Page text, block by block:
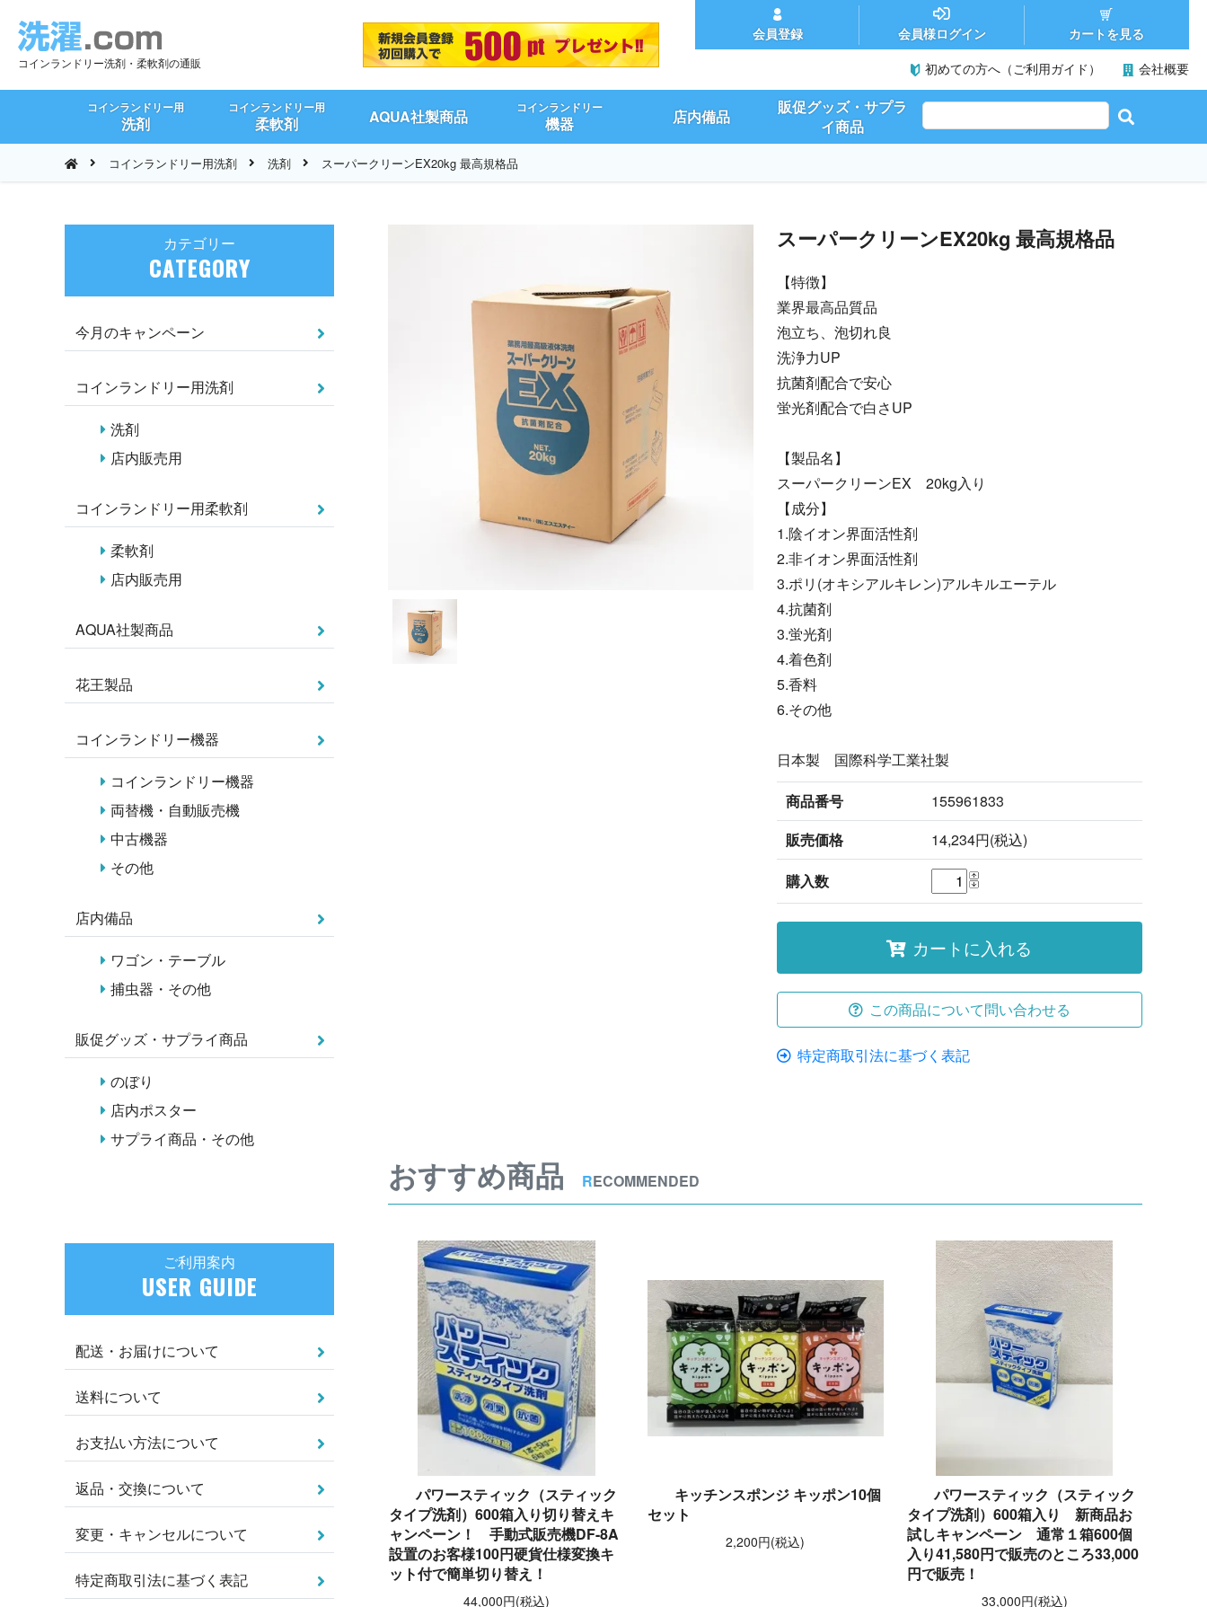
コインランドリー洗剤・柔軟剤の通販
会員登録 会員様ログイン
カートを見る
初めての方へ（ご利用ガイド）
会社概要
コインランドリー用
洗剤
コインランドリー用
柔軟剤 AQUA社製商品 コインランドリー
機器 店内備品
販促グッズ・サプラ
イ商品
コインランドリー用洗剤 洗剤 スーパークリーンEX20kg 最高規格品
スーパークリーンEX20kg 最高規格品
【特徴】
業界最高品質品
泡立ち、泡切れ良
洗浄力UP
抗菌剤配合で安心
蛍光剤配合で白さUP
【製品名】
スーパークリーンEX 20kg入り
【成分】
1.陰イオン界面活性剤
2.非イオン界面活性剤
3.ポリ(オキシアルキレン)アルキルエーテル
4.抗菌剤
3.蛍光剤
4.着色剤
5.香料
6.その他
日本製 国際科学工業社製
商品番号
155961833
販売価格
14,234円(税込)
購入数
カートに入れる
この商品について問い合わせる
特定商取引法に基づく表記
おすすめ商品 RECOMMENDED
パワースティック（スティック
タイプ洗剤）600箱入り切り替えキ
ャンペーン！ 手動式販売機DF-8A
設置のお客様100円硬貨仕様変換キ
ット付で簡単切り替え！
44,000円(税込)
キッチンスポンジ キッポン10個
セット
2,200円(税込)
パワースティック（スティック
タイプ洗剤）600箱入り 新商品お
試しキャンペーン 通常１箱600個
入り41,580円で販売のところ33,000
円で販売！
33,000円(税込)
カテゴリー
CATEGORY
今月のキャンペーン
コインランドリー用洗剤
洗剤
店内販売用
コインランドリー用柔軟剤
柔軟剤
店内販売用
AQUA社製商品
花王製品
コインランドリー機器
コインランドリー機器
両替機・自動販売機
中古機器
その他
店内備品
ワゴン・テーブル
捕虫器・その他
販促グッズ・サプライ商品
のぼり
店内ポスター
サプライ商品・その他
ご利用案内
USER GUIDE
配送・お届けについて
送料について
お支払い方法について
返品・交換について
変更・キャンセルについて
特定商取引法に基づく表記